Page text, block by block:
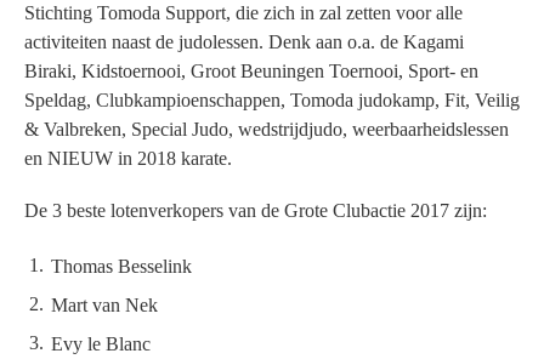
Stichting Tomoda Support, die zich in zal zetten voor alle
activiteiten naast de judolessen. Denk aan o.a. de Kagami
Biraki, Kidstoernooi, Groot Beuningen Toernooi, Sport- en
Speldag, Clubkampioenschappen, Tomoda judokamp, Fit, Veilig
& Valbreken, Special Judo, wedstrijdjudo, weerbaarheidslessen
en NIEUW in 2018 karate.
De 3 beste lotenverkopers van de Grote Clubactie 2017 zijn:
Thomas Besselink
Mart van Nek
Evy le Blanc